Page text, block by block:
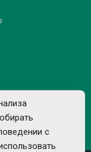
сайта
данных
с